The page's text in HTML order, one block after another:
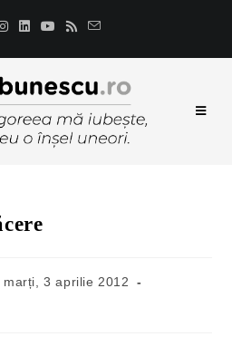
marți, 3 aprilie 2012